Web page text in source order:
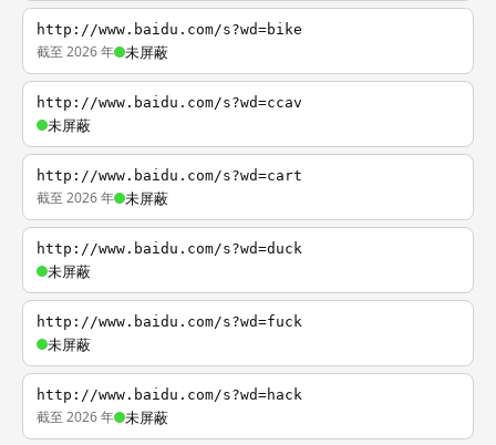
http://www.baidu.com/s?wd=bike
截至 2026 年 未屏蔽
http://www.baidu.com/s?wd=ccav
未屏蔽
http://www.baidu.com/s?wd=cart
截至 2026 年 未屏蔽
http://www.baidu.com/s?wd=duck
未屏蔽
http://www.baidu.com/s?wd=fuck
未屏蔽
http://www.baidu.com/s?wd=hack
截至 2026 年 未屏蔽